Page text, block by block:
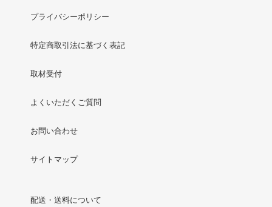
プライバシーポリシー
特定商取引法に基づく表記
取材受付
よくいただくご質問
お問い合わせ
サイトマップ
配送・送料について